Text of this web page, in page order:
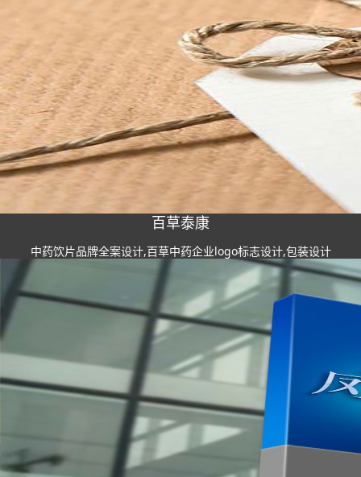
百草泰康
中药饮片品牌全案设计,百草中药企业logo标志设计,包装设计